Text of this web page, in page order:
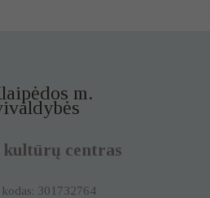
m.
centras
kodas: 301732764